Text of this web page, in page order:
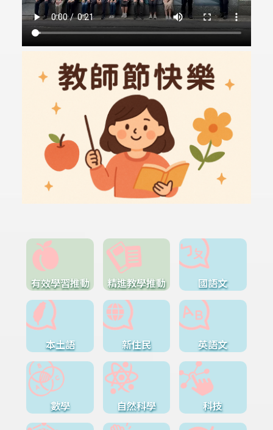
有效學習推動 精進教學推動 國語文
本土語 新住民 英語文
數學 自然科學 科技